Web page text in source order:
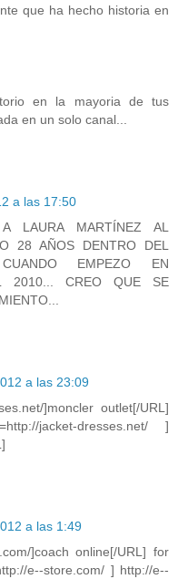
que ha hecho historia en
en la mayoria de tus
en un solo canal...
a las 17:50
LAURA MARTÍNEZ AL
28 AÑOS DENTRO DEL
EMPEZO EN
2010... CREO QUE SE
a las 23:09
]moncler outlet[/URL]
jacket-dresses.net/ ]
a las 1:49
]coach online[/URL] for
e--store.com/ ] http://e--